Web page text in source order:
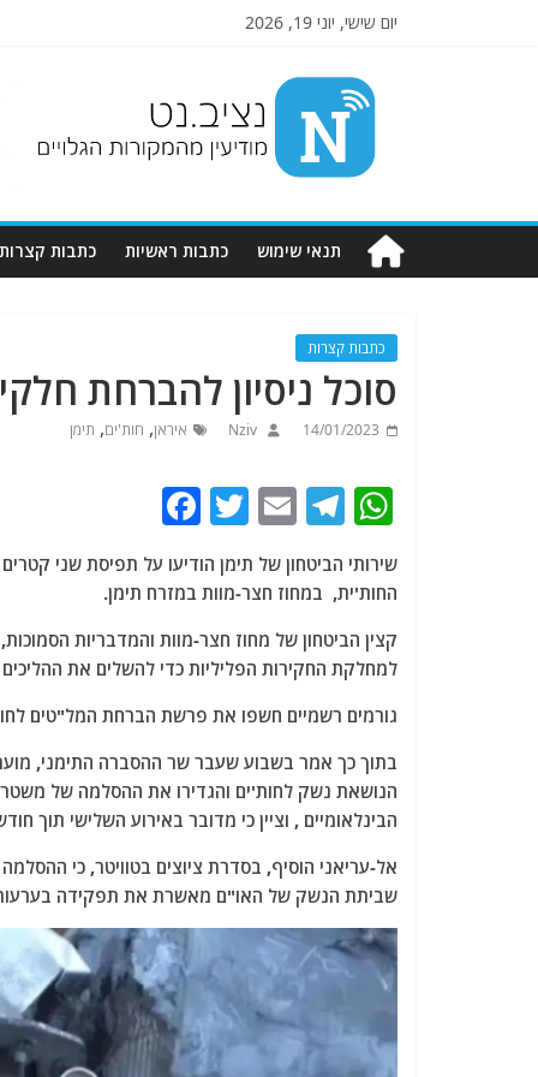
יום שישי, יוני 19, 2026
Nziv.net
מודיעין
מהמקורות
תנאי שימוש כתבות ראשיות כתבות קצרות
כתבות קצרות
סוכל ניסיון להברחת
14/01/2023
Nziv איראן, חות'ים, תימן
W
at
s
A
p
p
T
e
g
ra
m
E
ai
l
T
itt
er
a
c
e
b
o
o
k
שירותי הביטחון של תימן הודיעו על תפיסת שני
החות'ית, במחוז חצר-מוות במזרח תימן.
קצין הביטחון של מחוז חצר-מוות והמדבריות
למחלקת החקירות הפליליות כדי להשלים את
גורמים רשמיים חשפו את פרשת הברחת המל"טים
בתוך כך אמר בשבוע שעבר שר ההסברה התימני,
הנושאת נשק לחות'ים והגדירו את ההסלמה של
הבינלאומיים , וציין כי מדובר באירוע השלישי תוך
אל-עריאני הוסיף, בסדרת ציוצים בטוויטר, כי
שביתת הנשק של האו"ם מאשרת את תפקידה